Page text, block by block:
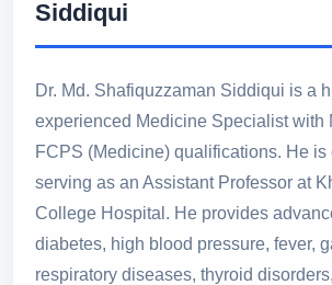
Siddiqui
Dr. Md. Shafiquzzaman Siddiqui is a
experienced Medicine Specialist with
FCPS (Medicine) qualifications. He is
serving as an Assistant Professor at
College Hospital. He provides
diabetes, high blood pressure, fever,
respiratory diseases, thyroid